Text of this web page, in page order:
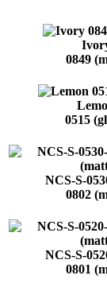
0849
0515
NCS-S-
0802
NCS-S-
0801